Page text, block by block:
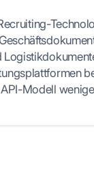
Modell